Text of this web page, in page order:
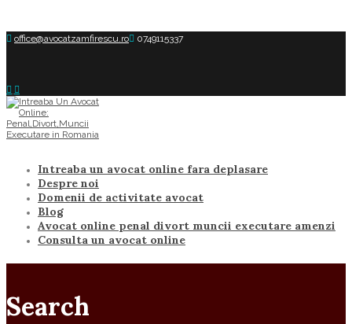
office@avocatzamfirescu.ro 0749115337
Intreaba un avocat online fara deplasare
Despre noi
Domenii de activitate avocat
Blog
Avocat online penal divort muncii executare amenzi
Consulta un avocat online
Search